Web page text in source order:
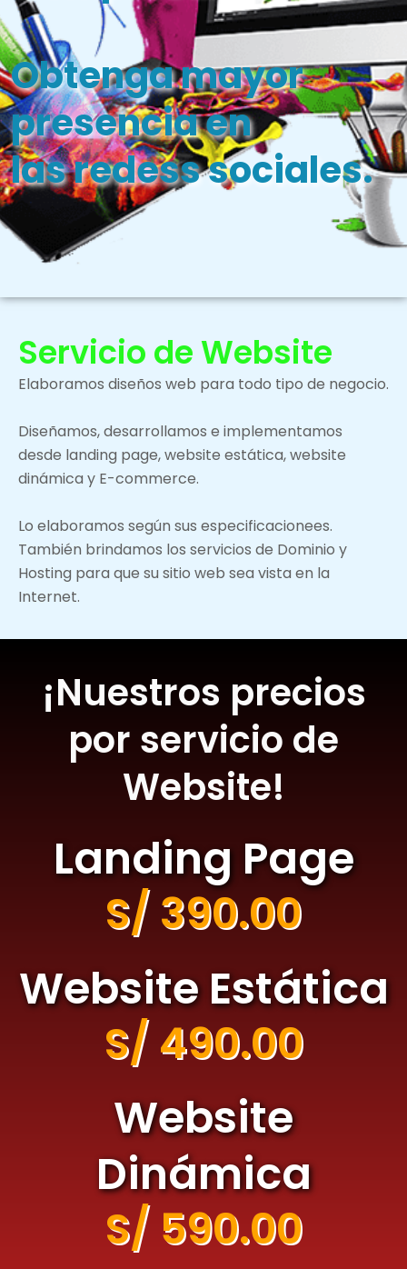
Obtenga mayor
presencia en
las redess sociales.
Servicio de Website
Elaboramos diseños web para todo tipo de negocio.
Diseñamos, desarrollamos e implementamos
desde landing page, website estática, website
dinámica y E-commerce.
Lo elaboramos según sus especificacionees.
También brindamos los servicios de Dominio y
Hosting para que su sitio web sea vista en la
Internet.
¡Nuestros precios
por servicio de
Website!
Landing Page
S/ 390.00
Website Estática
S/ 490.00
Website
Dinámica
S/ 590.00